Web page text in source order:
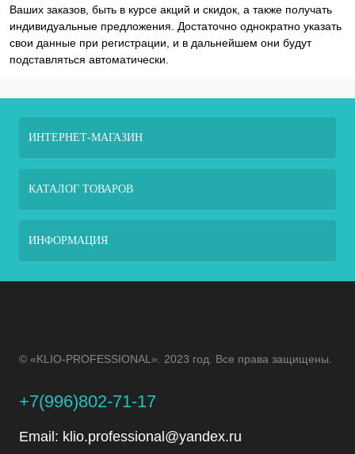
Ваших заказов, быть в курсе акций и скидок, а также получать
индивидуальные предложения. Достаточно однократно указать
свои данные при регистрации, и в дальнейшем они будут
подставляться автоматически.
ИНТЕРНЕТ-МАГАЗИН
КАТАЛОГ ТОВАРОВ
ИНФОРМАЦИЯ
© «KLIO-PROFESSIONAL». 2023 год. Все права защищены.
+7(996)802-71-17
Email: klio.professional@yandex.ru